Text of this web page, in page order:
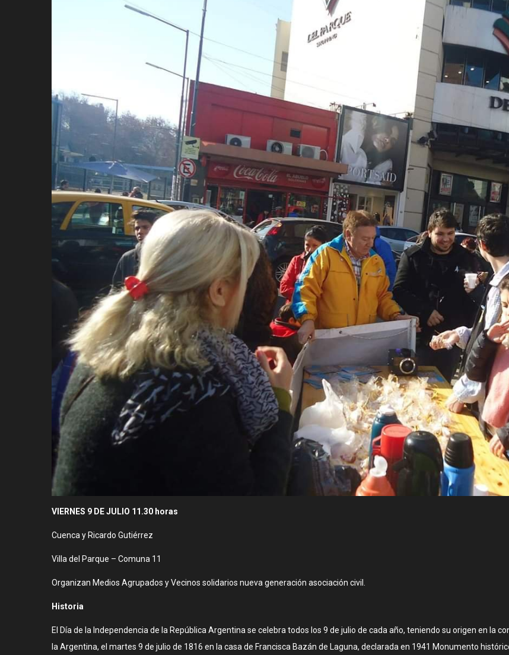
VIERNES 9 DE JULIO 11.30 horas
Cuenca y Ricardo Gutiérrez
Villa del Parque – Comuna 11
Organizan Medios Agrupados y Vecinos solidarios nueva generación asociación civil.
Historia
El Día de la Independencia de la República Argentina se celebra todos los 9 de julio de cada año, teniendo su origen en la
la Argentina​, el martes 9 de julio de 1816 en la casa de Francisca Bazán de Laguna, declarada en 1941 Monumento